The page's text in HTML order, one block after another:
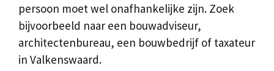
persoon moet wel onafhankelijke zijn. Zoek
bijvoorbeeld naar een bouwadviseur,
architectenbureau, een bouwbedrijf of taxateur
in Valkenswaard.